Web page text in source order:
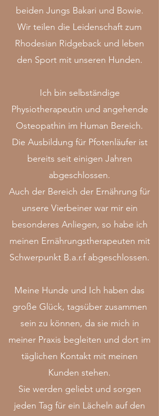
beiden Jungs Bakari und Bowie.
Wir teilen die Leidenschaft zum
Rhodesian Ridgeback und leben
den Sport mit unseren Hunden.
Ich bin selbständige
Physiotherapeutin und angehende
Osteopathin im Human Bereich.
Die Ausbildung für Pfotenläufer ist
bereits seit einigen Jahren
abgeschlossen.
Auch der Bereich der Ernährung für
unsere Vierbeiner war mir ein
besonderes Anliegen, so habe ich
meinen Ernährungstherapeuten mit
Schwerpunkt B.a.r.f abgeschlossen.
Meine Hunde und Ich haben das
große Glück, tagsüber zusammen
sein zu können, da sie mich in
meiner Praxis begleiten und dort im
täglichen Kontakt mit meinen
Kunden stehen.
Sie werden geliebt und sorgen
jeden Tag für ein Lächeln auf den